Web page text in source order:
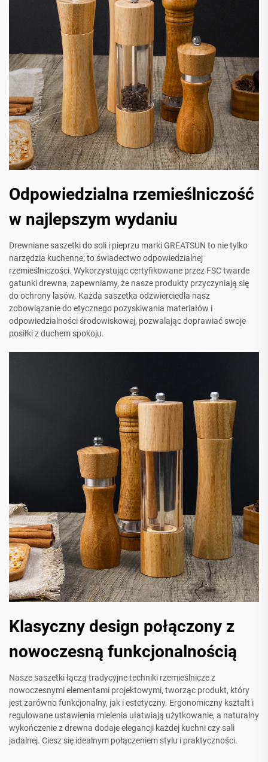
Odpowiedzialna rzemieślniczość
w najlepszym wydaniu
Drewniane saszetki do soli i pieprzu marki GREATSUN to nie tylko
narzędzia kuchenne; to świadectwo odpowiedzialnej
rzemieślniczości. Wykorzystując certyfikowane przez FSC twarde
gatunki drewna, zapewniamy, że nasze produkty przyczyniają się
do ochrony lasów. Każda saszetka odzwierciedla nasz
zobowiązanie do etycznego pozyskiwania materiałów i
odpowiedzialności środowiskowej, pozwalając doprawiać swoje
posiłki z duchem spokoju.
Klasyczny design połączony z
nowoczesną funkcjonalnością
Nasze saszetki łączą tradycyjne techniki rzemieślnicze z
nowoczesnymi elementami projektowymi, tworząc produkt, który
jest zarówno funkcjonalny, jak i estetyczny. Ergonomiczny kształt i
regulowane ustawienia mielenia ułatwiają użytkowanie, a naturalny
wykończenie z drewna dodaje elegancji każdej kuchni czy sali
jadalnej. Ciesz się idealnym połączeniem stylu i praktyczności.